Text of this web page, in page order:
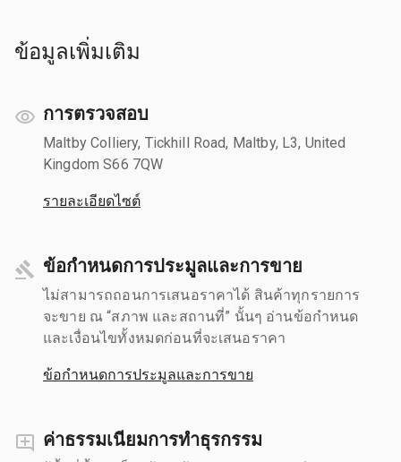
ข้อมูลเพิ่มเติม
การตรวจสอบ
Maltby Colliery, Tickhill Road, Maltby, L3, United
Kingdom S66 7QW
รายละเอียดไซต์
ข้อกำหนดการประมูลและการขาย
ไม่สามารถถอนการเสนอราคาได้ สินค้าทุกรายการ
จะขาย ณ “สภาพ และสถานที่” นั้นๆ อ่านข้อกำหนด
และเงื่อนไขทั้งหมดก่อนที่จะเสนอราคา
ข้อกำหนดการประมูลและการขาย
ค่าธรรมเนียมการทำธุรกรรม